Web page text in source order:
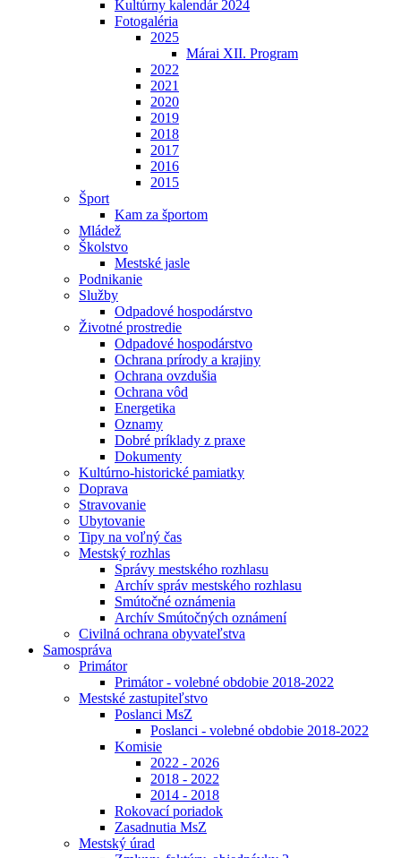
Kultúrny kalendár 2024
Fotogaléria
2025
Márai XII. Program
2022
2021
2020
2019
2018
2017
2016
2015
Šport
Kam za športom
Mládež
Školstvo
Mestské jasle
Podnikanie
Služby
Odpadové hospodárstvo
Životné prostredie
Odpadové hospodárstvo
Ochrana prírody a krajiny
Ochrana ovzdušia
Ochrana vôd
Energetika
Oznamy
Dobré príklady z praxe
Dokumenty
Kultúrno-historické pamiatky
Doprava
Stravovanie
Ubytovanie
Tipy na voľný čas
Mestský rozhlas
Správy mestského rozhlasu
Archív správ mestského rozhlasu
Smútočné oznámenia
Archív Smútočných oznámení
Civilná ochrana obyvateľstva
Samospráva
Primátor
Primátor - volebné obdobie 2018-2022
Mestské zastupiteľstvo
Poslanci MsZ
Poslanci - volebné obdobie 2018-2022
Komisie
2022 - 2026
2018 - 2022
2014 - 2018
Rokovací poriadok
Zasadnutia MsZ
Mestský úrad